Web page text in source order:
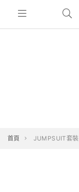
首頁 JUMPSUIT套裝